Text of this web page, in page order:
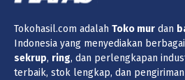
Tokohasil.com adalah Toko mur dan
Indonesia yang menyediakan
sekrup, ring, dan perlengkapan
terbaik, stok lengkap, dan